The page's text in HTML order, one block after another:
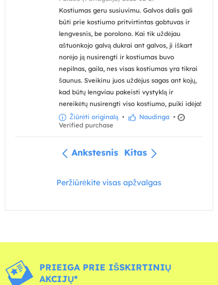
Kostiumas geru susiuvimu. Galvos dalis gali
būti prie kostiumo pritvirtintas gobtuvas ir
lengvesnis, be porolono. Kai tik uždėjau
aštuonkojo galvą dukrai ant galvos, ji iškart
norėjo ją nusirengti ir kostiumas buvo
nepilnas, gaila, nes visas kostiumas yra tikrai
šaunus. Sveikinu juos uždėjus sagas ant kojų,
kad būtų lengviau pakeisti vystyklą ir
nereikėtų nusirengti viso kostiumo, puiki idėja!
Žiūrėti originalą • Naudinga •
Verified purchase
Ankstesnis Kitas
Peržiūrėkite visas apžvalgas
PRIEIGA PRIE IŠSKIRTINIŲ
AKCIJŲ*